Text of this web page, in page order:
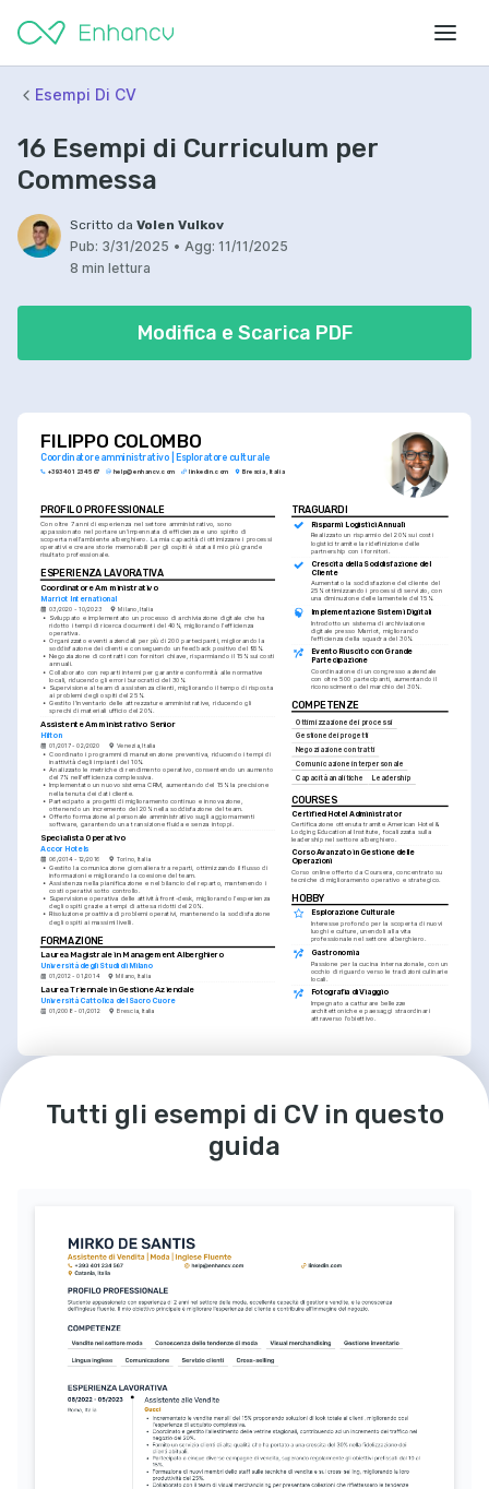
Esempi Di CV
16 Esempi di Curriculum per
Commessa
Scritto da Volen Vulkov
Pub: 3/31/2025 • Agg: 11/11/2025
8 min lettura
Modifica e Scarica PDF
FILIPPO COLOMBO
Coordinatore amministrativo | Esploratore culturale
+393 401 234 567 help@enhancv.com linkedin.com Brescia, Italia
PROFILO PROFESSIONALE
Con oltre 7 anni di esperienza nel settore amministrativo, sono
appassionato nel portare un'impennata di efficienza e uno spirito di
scoperta nell'ambiente alberghiero. La mia capacità di ottimizzare i processi
operativi e creare storie memorabili per gli ospiti è stata il mio più grande
risultato professionale.
ESPERIENZA LAVORATIVA
Coordinatore Amministrativo
Marriot International
03/2020 - 10/2023 Milano, Italia
• Sviluppato e implementato un processo di archiviazione digitale che ha
ridotto i tempi di ricerca documenti del 40%, migliorando l'efficienza
operativa.
• Organizzato eventi aziendali per più di 200 partecipanti, migliorando la
soddisfazione dei clienti e conseguendo un feedback positivo del 95%.
• Negoziazione di contratti con fornitori chiave, risparmiando il 15% sui costi
annuali.
• Collaborato con reparti interni per garantire conformità alle normative
locali, riducendo gli errori burocratici del 30%.
• Supervisione al team di assistenza clienti, migliorando il tempo di risposta
ai problemi degli ospiti del 25%.
• Gestito l'inventario delle attrezzature amministrative, riducendo gli
sprechi di materiali ufficio del 20%.
Assistente Amministrativo Senior
Hilton
01/2017 - 02/2020 Venezia, Italia
• Coordinato i programmi di manutenzione preventiva, riducendo i tempi di
inattività degli impianti del 10%.
• Analizzato le metriche di rendimento operativo, consentendo un aumento
del 7% nell'efficienza complessiva.
• Implementato un nuovo sistema CRM, aumentando del 15% la precisione
nella tenuta dei dati cliente.
• Partecipato a progetti di miglioramento continuo e innovazione,
ottenendo un incremento del 20% nella soddisfazione del team.
• Offerto formazione al personale amministrativo sugli aggiornamenti
software, garantendo una transizione fluida e senza intoppi.
Specialista Operativo
Accor Hotels
06/2014 - 12/2016 Torino, Italia
• Gestito la comunicazione giornaliera tra reparti, ottimizzando il flusso di
informazioni e migliorando la coesione del team.
• Assistenza nella pianificazione e nel bilancio del reparto, mantenendo i
costi operativi sotto controllo.
• Supervisione operativa delle attività front-desk, migliorando l'esperienza
degli ospiti grazie a tempi di attesa ridotti del 20%.
• Risoluzione proattiva di problemi operativi, mantenendo la soddisfazione
degli ospiti ai massimi livelli.
FORMAZIONE
Laurea Magistrale in Management Alberghiero
Università degli Studi di Milano
01/2012 - 01/2014 Milano, Italia
Laurea Triennale in Gestione Aziendale
Università Cattolica del Sacro Cuore
01/2008 - 01/2012 Brescia, Italia
TRAGUARDI
Risparmi Logistici Annuali
Realizzato un risparmio del 20% sui costi
logistici tramite la ridefinizione delle
partnership con i fornitori.
Crescita della Soddisfazione del
Cliente
Aumentato la soddisfazione del cliente del
25% ottimizzando i processi di servizio, con
una diminuzione delle lamentele del 15%.
Implementazione Sistemi Digitali
Introdotto un sistema di archiviazione
digitale presso Marriot, migliorando
l'efficienza della squadra del 30%.
Evento Riuscito con Grande
Partecipazione
Coordinazione di un congresso aziendale
con oltre 500 partecipanti, aumentando il
riconoscimento del marchio del 30%.
COMPETENZE
Ottimizzazione dei processi
Gestione dei progetti
Negoziazione contratti
Comunicazione interpersonale
Capacità analitiche
Leadership
COURSES
Certified Hotel Administrator
Certificazione ottenuta tramite American Hotel &
Lodging Educational Institute, focalizzata sulla
leadership nel settore alberghiero.
Corso Avanzato in Gestione delle
Operazioni
Corso online offerto da Coursera, concentrato su
tecniche di miglioramento operativo e strategico.
HOBBY
Esplorazione Culturale
Interesse profondo per la scoperta di nuovi
luoghi e culture, unendoli alla vita
professionale nel settore alberghiero.
Gastronomia
Passione per la cucina internazionale, con un
occhio di riguardo verso le tradizioni culinarie
locali.
Fotografia di Viaggio
Impegnato a catturare bellezze
architettoniche e paesaggi straordinari
attraverso l'obiettivo.
Tutti gli esempi di CV in questo
guida